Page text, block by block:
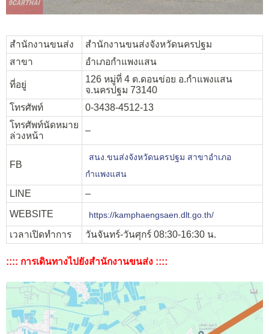
สำนักงานขนส่ง
สำนักงานขนส่งจังหวัดนครปฐม
สาขา
อำเภอกำแพงแสน
ที่อยู่
126 หมู่ที่ 4 ต.ดอนข่อย อ.กำแพงแสน
จ.นครปฐม 73140
โทรศัพท์
0-3438-4512-13
โทรศัพท์นัดหมาย
ล่วงหน้า
–
FB
สนง.ขนส่งจังหวัดนครปฐม สาขาอำเภอ
กำแพงแสน
LINE
–
WEBSITE
https://kamphaengsaen.dlt.go.th/
เวลาเปิดทำการ วันจันทร์-วันศุกร์ 08:30-16:30 น.
:::: การเดินทางไปยังสำนักงานขนส่ง ::::